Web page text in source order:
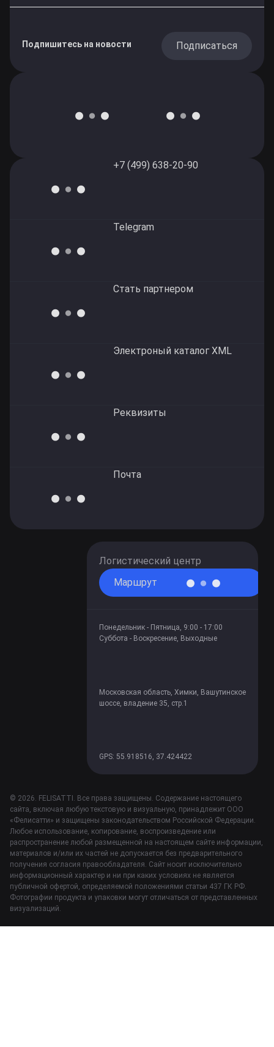
Подпишитесь на новости Подписаться
+7 (499) 638-20-90
Telegram
Стать партнером
Электроный каталог XML
Реквизиты
Почта
Логистический центр
Маршрут
Понедельник - Пятница, 9:00 - 17:00
Суббота - Воскресение, Выходные
Московская область, Химки, Вашутинское
шоссе, владение 35, стр.1
GPS: 55.918516, 37.424422
© 2026. FELISATTI. Все права защищены. Содержание настоящего
сайта, включая любую текстовую и визуальную, принадлежит ООО
«Фелисатти» и защищены законодательством Российской Федерации.
Любое использование, копирование, воспроизведение или
распространение любой размещенной на настоящем сайте информации,
материалов и/или их частей не допускается без предварительного
получения согласия правообладателя. Сайт носит исключительно
информационный характер и ни при каких условиях не является
публичной офертой, определяемой положениями статьи 437 ГК РФ.
Фотографии продукта и упаковки могут отличаться от представленных
визуализаций.